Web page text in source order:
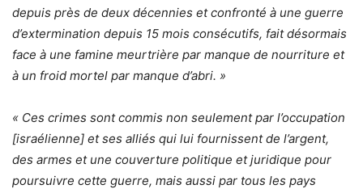
depuis près de deux décennies et confronté à une guerre
d’extermination depuis 15 mois consécutifs, fait désormais
face à une famine meurtrière par manque de nourriture et
à un froid mortel par manque d’abri. »
« Ces crimes sont commis non seulement par l’occupation
[israélienne] et ses alliés qui lui fournissent de l’argent,
des armes et une couverture politique et juridique pour
poursuivre cette guerre, mais aussi par tous les pays